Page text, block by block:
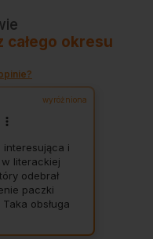
całego okresu
wyróżniona
i
literackiej
odebrał
paczki
obsługa
aby
czas. Nigdy